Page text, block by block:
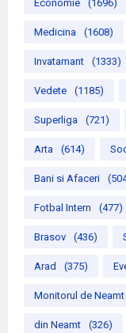
Economie (1696)
Medicina (1608)
Invatamant (1333)
Vedete (1185)
Superliga (721)
Arta (614)
Bani si Afaceri
Fotbal Intern (477)
Brasov (436)
Arad (375)
Monitorul de Neamt
din Neamt (326)